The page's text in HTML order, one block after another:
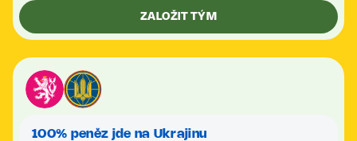
ZALOŽIT TÝM
100% peněz jde na Ukrajinu